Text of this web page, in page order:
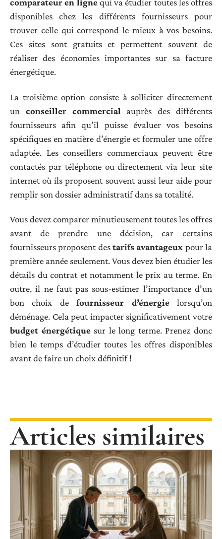
comparateur en lignequi va étudier toutes les offres
disponibles chez les différents fournisseurs pour
trouver celle qui correspond le mieux à vos besoins.
Ces sites sont gratuits et permettent souvent de
réaliser des économies importantes sur sa facture
énergétique.
La troisième option consiste à solliciter directement
un conseiller commercial auprès des différents
fournisseurs afin qu’il puisse évaluer vos besoins
spécifiques en matière d’énergie et formuler une offre
adaptée. Les conseillers commerciaux peuvent être
contactés par téléphone ou directement via leur site
internet où ils proposent souvent aussi leur aide pour
remplir son dossier administratif dans sa totalité.
Vous devez comparer minutieusement toutes les offres
avant de prendre une décision, car certains
fournisseurs proposent destarifs avantageux pour la
première année seulement. Vous devez bien étudier les
détails du contrat et notamment le prix au terme. En
outre, il ne faut pas sous-estimer l’importance d’un
bon choix defournisseur d’énergielorsqu’on
déménage. Cela peut impacter significativement votre
budget énergétiquesur le long terme. Prenez donc
bien le temps d’étudier toutes les offres disponibles
avant de faire un choix définitif !
Articles similaires